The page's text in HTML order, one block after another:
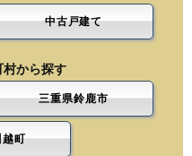
中古戸建て
村から探す
三重県鈴鹿市
越町